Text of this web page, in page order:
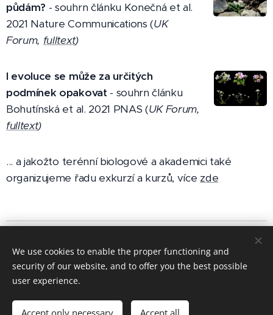
půdám? - souhrn článku Konečná et al.
2021 Nature Communications (UK
Forum, fulltext)
I evoluce se může za určitých
podmínek opakovat- souhrn článku
Bohutínská et al. 2021 PNAS (UK Forum,
fulltext)
... a jakožto terénní biologové a akademici také
organizujeme řadu exkurzí a kurzů, více zde
We use cookies to enable the proper functioning and
security of our website, and to offer you the best possible
user experience.
Accept only necessary Accept all